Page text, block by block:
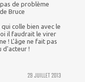
de problème
Bruce
colle bien avec le
il faudrait le virer
! L'âge ne fait pas
d'acteur !
29 JUILLET 2013